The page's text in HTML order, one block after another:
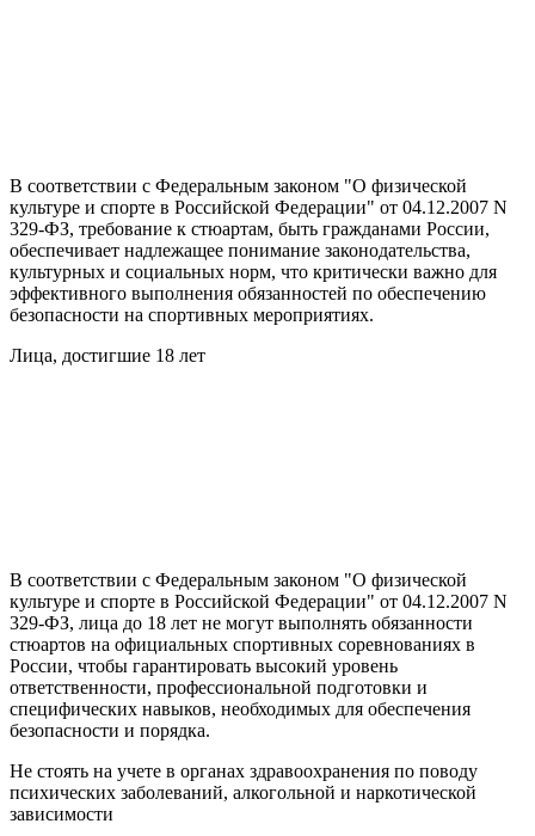
В соответствии с Федеральным законом "О физической
культуре и спорте в Российской Федерации" от 04.12.2007 N
329-ФЗ, требование к стюартам, быть гражданами России,
обеспечивает надлежащее понимание законодательства,
культурных и социальных норм, что критически важно для
эффективного выполнения обязанностей по обеспечению
безопасности на спортивных мероприятиях.
Лица, достигшие 18 лет
В соответствии с Федеральным законом "О физической
культуре и спорте в Российской Федерации" от 04.12.2007 N
329-ФЗ, лица до 18 лет не могут выполнять обязанности
стюартов на официальных спортивных соревнованиях в
России, чтобы гарантировать высокий уровень
ответственности, профессиональной подготовки и
специфических навыков, необходимых для обеспечения
безопасности и порядка.
Не стоять на учете в органах здравоохранения по поводу
психических заболеваний, алкогольной и наркотической
зависимости